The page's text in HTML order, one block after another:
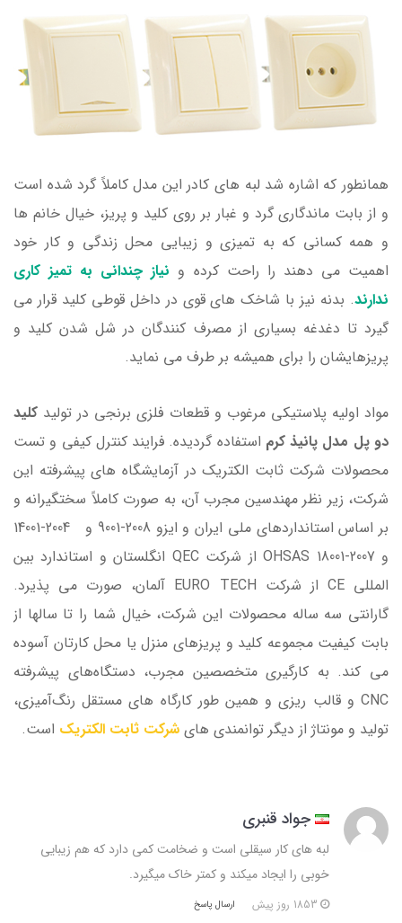
همانطور که اشاره شد لبه های کادر این مدل کاملاً گرد شده است
و از بابت ماندگاری گرد و غبار بر روی کلید و پریز، خیال خانم ها
و همه کسانی که به تمیزی و زیبایی محل زندگی و کار خود
اهمیت می دهند را راحت کرده و نیاز چندانی به تمیز کاری
ندارند. بدنه نیز با شاخک های قوی در داخل قوطی کلید قرار می
گیرد تا دغدغه بسیاری از مصرف کنندگان در شل شدن کلید و
پریزهایشان را برای همیشه بر طرف می نماید.
مواد اولیه پلاستیکی مرغوب و قطعات فلزی برنجی در تولید کلید
دو پل مدل پانیذ کرم استفاده گردیده. فرایند کنترل کیفی و تست
محصولات شرکت ثابت الکتریک در آزمایشگاه های پیشرفته این
شرکت، زیر نظر مهندسین مجرب آن، به صورت کاملاً سختگیرانه و
بر اساس استانداردهای ملی ایران و ایزو 2008-9001 و 2004-14001
و OHSAS 18001-2007 از شرکت QEC انگلستان و استاندارد بین
المللی CE از شرکت EURO TECH آلمان، صورت می پذیرد.
گارانتی سه ساله محصولات این شرکت، خیال شما را تا سالها از
بابت کیفیت مجموعه کلید و پریزهای منزل یا محل کارتان آسوده
می کند. به کارگیری متخصصین مجرب، دستگاه‌های پیشرفته
CNC و قالب ریزی و همین طور کارگاه های مستقل رنگ‌آمیزی،
تولید و مونتاژ از دیگر توانمندی های شرکت ثابت الکتریک است.
جواد قنبری
لبه های کار سیقلی است و ضخامت کمی دارد که هم زیبایی
خوبی را ایجاد میکند و کمتر خاک میگیرد.
ارسال پاسخ